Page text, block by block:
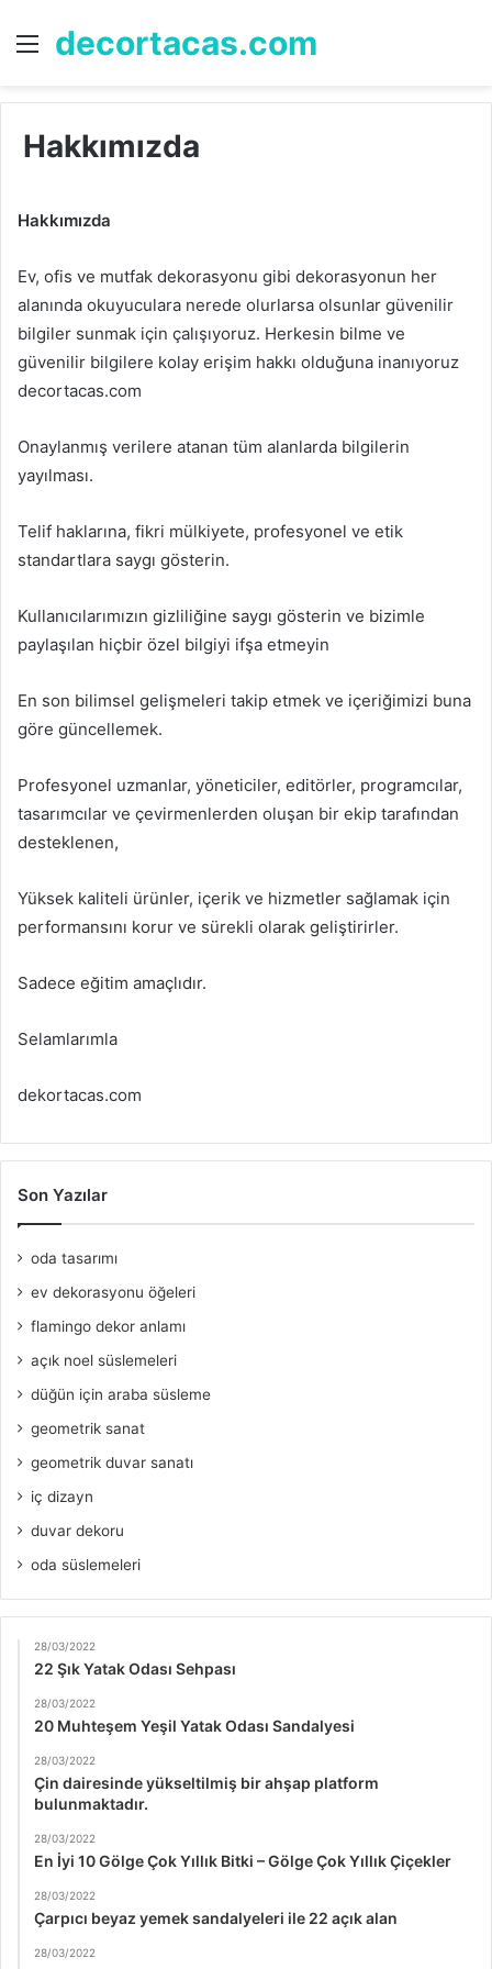
Menü
decortacas.com
...
Hakkımızda
Hakkımızda
Ev, ofis ve mutfak dekorasyonu gibi dekorasyonun her
alanında okuyuculara nerede olurlarsa olsunlar güvenilir
bilgiler sunmak için çalışıyoruz. Herkesin bilme ve
güvenilir bilgilere kolay erişim hakkı olduğuna inanıyoruz
decortacas.com
Onaylanmış verilere atanan tüm alanlarda bilgilerin
yayılması.
Telif haklarına, fikri mülkiyete, profesyonel ve etik
standartlara saygı gösterin.
Kullanıcılarımızın gizliliğine saygı gösterin ve bizimle
paylaşılan hiçbir özel bilgiyi ifşa etmeyin
En son bilimsel gelişmeleri takip etmek ve içeriğimizi buna
göre güncellemek.
Profesyonel uzmanlar, yöneticiler, editörler, programcılar,
tasarımcılar ve çevirmenlerden oluşan bir ekip tarafından
desteklenen,
Yüksek kaliteli ürünler, içerik ve hizmetler sağlamak için
performansını korur ve sürekli olarak geliştirirler.
Sadece eğitim amaçlıdır.
Selamlarımla
dekortacas.com
Son Yazılar
oda tasarımı
ev dekorasyonu öğeleri
flamingo dekor anlamı
açık noel süslemeleri
düğün için araba süsleme
geometrik sanat
geometrik duvar sanatı
iç dizayn
duvar dekoru
oda süslemeleri
28/03/2022
22 Şık Yatak Odası Sehpası
28/03/2022
20 Muhteşem Yeşil Yatak Odası Sandalyesi
28/03/2022
Çin dairesinde yükseltilmiş bir ahşap platform
bulunmaktadır.
28/03/2022
En İyi 10 Gölge Çok Yıllık Bitki – Gölge Çok Yıllık Çiçekler
28/03/2022
Çarpıcı beyaz yemek sandalyeleri ile 22 açık alan
28/03/2022